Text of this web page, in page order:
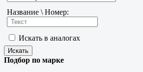
Название \ Номер:
Искать в аналогах
Подбор по марке